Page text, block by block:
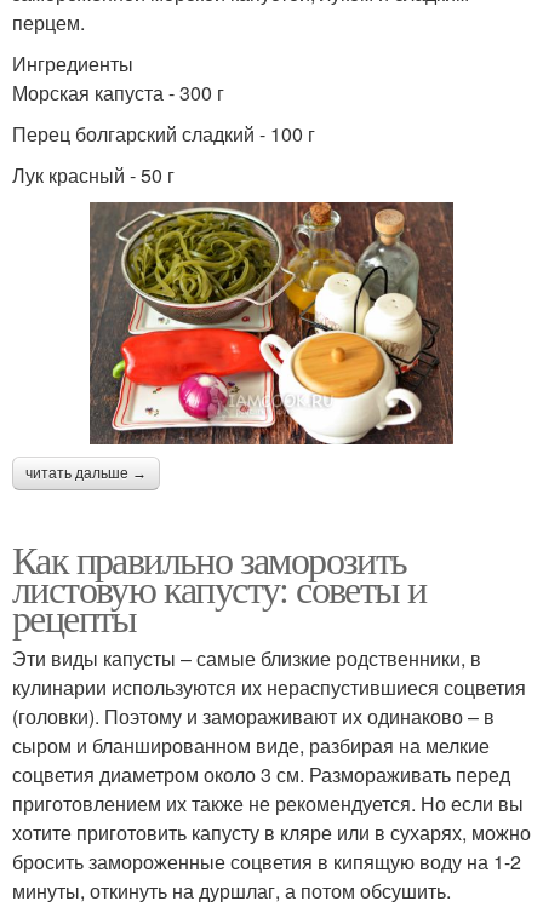
перцем.
Ингредиенты
Морская капуста - 300 г
Перец болгарский сладкий - 100 г
Лук красный - 50 г
читать дальше →
Как правильно заморозить
листовую капусту: советы и
рецепты
Эти виды капусты – самые близкие родственники, в
кулинарии используются их нераспустившиеся соцветия
(головки). Поэтому и замораживают их одинаково – в
сыром и бланшированном виде, разбирая на мелкие
соцветия диаметром около 3 см. Размораживать перед
приготовлением их также не рекомендуется. Но если вы
хотите приготовить капусту в кляре или в сухарях, можно
бросить замороженные соцветия в кипящую воду на 1-2
минуты, откинуть на дуршлаг, а потом обсушить.